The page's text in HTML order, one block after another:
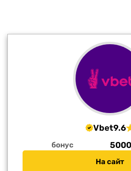
Vbet9.6
бонус
На сайт